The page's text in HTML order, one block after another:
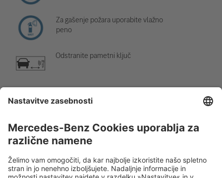
Za gašenje požara uporabite vlažno
peno
Odstranite pametni ključ
Opozorilo; nizka temperatura